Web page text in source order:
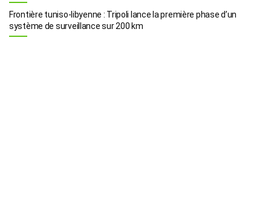
Frontière tuniso-libyenne : Tripoli lance la première phase d’un
système de surveillance sur 200 km